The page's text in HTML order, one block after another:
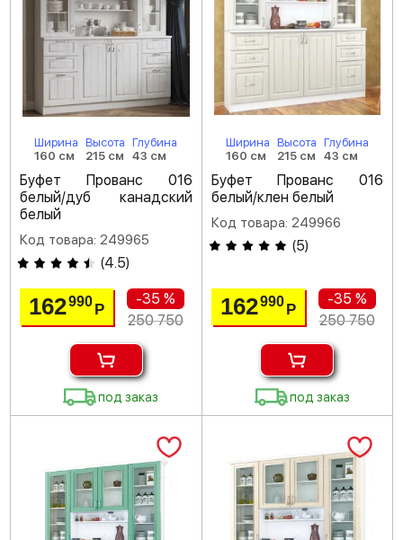
Ширина
160 см
Высота
215 см
Глубина
43 см
Буфет Прованс 016
белый/дуб канадский
белый
Код товара: 249965
(4.5)
162990Р
-35 %
250 750
под заказ
Ширина
160 см
Высота
215 см
Глубина
43 см
Буфет Прованс 016
белый/клен белый
Код товара: 249966
(5)
162990 Р
-35 %
250 750
под заказ